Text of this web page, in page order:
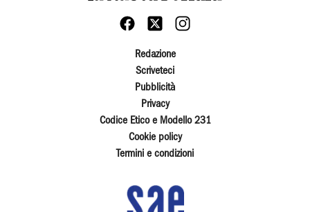
Redazione
Scriveteci
Pubblicità
Privacy
Codice Etico e Modello 231
Cookie policy
Termini e condizioni